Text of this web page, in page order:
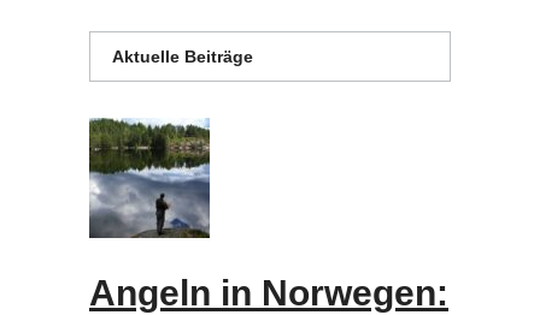
Aktuelle Beiträge
Angeln in Norwegen: